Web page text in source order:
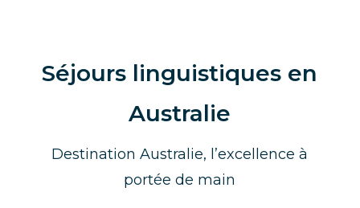
Séjours linguistiques en
Australie
Destination Australie, l’excellence à
portée de main